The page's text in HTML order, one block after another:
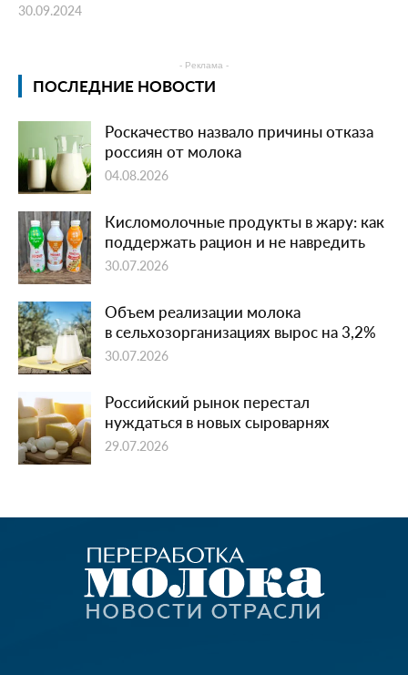
30.09.2024
- Реклама -
ПОСЛЕДНИЕ НОВОСТИ
Роскачество назвало причины отказа
россиян от молока
04.08.2026
Кисломолочные продукты в жару: как
поддержать рацион и не навредить
30.07.2026
Объем реализации молока
в сельхозорганизациях вырос на 3,2%
30.07.2026
Российский рынок перестал
нуждаться в новых сыроварнях
29.07.2026